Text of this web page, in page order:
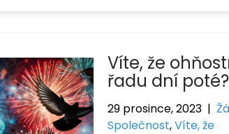
Víte, že
řadu dní poté?
29 prosince, 2023 |
Společnost,Víte, že